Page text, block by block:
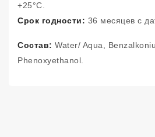
+25°С.
Срок годности: 36 месяцев с
Состав: Water/ Aqua,
Phenoxyethanol.